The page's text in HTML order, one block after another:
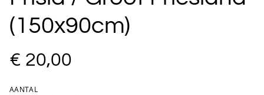
(150x90cm)
€ 20,00
AANTAL